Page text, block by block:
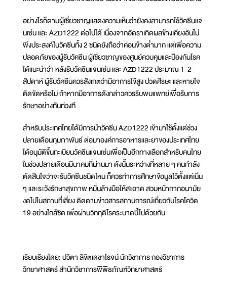
อย่างไรก็ตามผู้เชี่ยวชาญแสดงความเห็นว่ายังคงสามารถใช้วัคซีนแจ
นเซ่น และ AZD1222 ต่อไปได้ เนื่องจากอัตราเกิดผลข้างเคียงอันไม่
พึงประสงค์ในวัคซีนทั้ง 2 ชนิดยังถือว่าค่อนข้างต่ำมาก แต่เพื่อความ
ปลอดภัยของผู้รับวัคซีน ผู้เชี่ยวชาญของศูนย์ควบคุมและป้องกันโรค
ได้แนะนำว่า หลังรับวัคซีนแจนเซ่น และ AZD1222 ประมาณ 1-2
สัปดาห์ ผู้รับวัคซีนควรสังเกตว่ามีอาการไข้สูง ปวดศีรษะ และหายใจ
ติดขัดหรือไม่ ถ้าหากมีอาการดังกล่าวควรรีบพบแพทย์เพื่อรับการ
รักษาอย่างทันท่วงที
สำหรับประเทศไทยได้มีการนำวัคซีน AZD1222 เข้ามาใช้ตั้งแต่ช่วง
ปลายเดือนกุมภาพันธ์ ต่อมาองค์การอาหารและยาของประเทศไทย
ได้อนุมัติขึ้นทะเบียนวัคซีนแจนเซ่นเพื่อเป็นอีกทางเลือกสำหรับคนไทย
ในช่วงปลายเดือนมีนาคมที่ผ่านมา ดังนั้นระหว่างที่หลาย ๆ คนกำลัง
ตัดสินใจว่าจะรับวัคซีนชนิดไหน ก็ควรทำการศึกษาข้อมูลไว้ตั้งแต่เนิ่น
ๆ และระวังรักษาสุขภาพ หมั่นล้างมือให้สะอาด สวมหน้ากากอนามัย
งดไปในสถานที่เสี่ยง ติดตามข่าวสารสถานการณ์เกี่ยวกับโรคโควิด
19 อย่างใกล้ชิด เพื่อผ่านวิกฤติโรคระบาดนี้ไปด้วยกัน
เรียบเรียงโดย: ปวิตา ลิขิตเดชาโรจน์ นักวิชาการ กองวิชาการ
วิทยาศาสตร์ สำนักวิชาการพิพิธภัณฑ์วิทยาศาสตร์